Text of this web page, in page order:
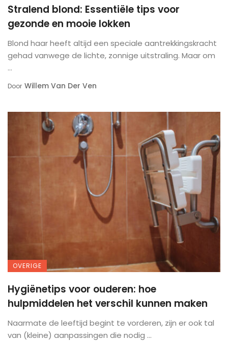
Stralend blond: Essentiële tips voor
gezonde en mooie lokken
Blond haar heeft altijd een speciale aantrekkingskracht
gehad vanwege de lichte, zonnige uitstraling. Maar om
...
Door Willem Van Der Ven
OVERIGE
Hygiënetips voor ouderen: hoe
hulpmiddelen het verschil kunnen maken
Naarmate de leeftijd begint te vorderen, zijn er ook tal
van (kleine) aanpassingen die nodig ...